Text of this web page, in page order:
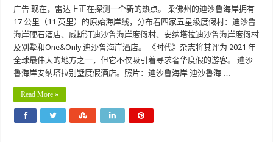
广告 现在，雷达上正在探测一个新的热点。 柔佛州的迪沙鲁海岸拥有
17 公里（11 英里）的原始海岸线，分布着四家五星级度假村：迪沙鲁
海岸硬石酒店、威斯汀迪沙鲁海岸度假村、安纳塔拉迪沙鲁海岸度假村
及别墅和One&Only 迪沙鲁海岸酒店。 《时代》杂志将其评为 2021 年
全球最伟大的地方之一，但它不仅吸引着寻求奢华度假的游客。 迪沙
鲁海岸安纳塔拉别墅度假酒店。照片：迪沙鲁海岸 迪沙鲁海 …
Read More »